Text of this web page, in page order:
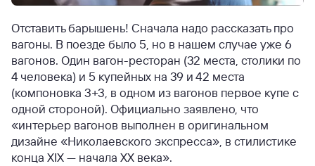
Отставить барышень! Сначала надо рассказать про
вагоны. В поезде было 5, но в нашем случае уже 6
вагонов. Один вагон-ресторан (32 места, столики по
4 человека) и 5 купейных на 39 и 42 места
(компоновка 3+3, в одном из вагонов первое купе с
одной стороной). Официально заявлено, что
«интерьер вагонов выполнен в оригинальном
дизайне «Николаевского экспресса», в стилистике
конца XIX — начала XX века».